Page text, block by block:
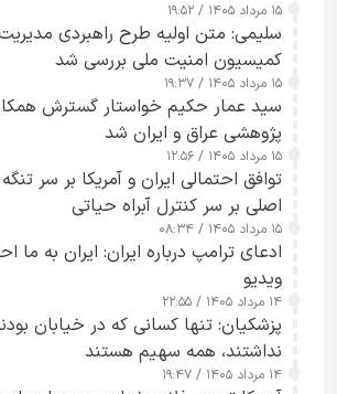
۱۵ مرداد ۱۴۰۵ / ۱۹:۵۲
سلیمی: متن اولیه طرح راهبردی
کمیسیون امنیت ملی بررسی شد
۱۵ مرداد ۱۴۰۵ / ۱۹:۳۷
سید عمار حکیم خواستار گسترش
پژوهشی عراق و ایران شد
۱۵ مرداد ۱۴۰۵ / ۱۲:۵۶
توافق احتمالی ایران و آمریکا بر سر
اصلی بر سر کنترل آبراه حیاتی
۱۵ مرداد ۱۴۰۵ / ۰۸:۳۴
ادعای ترامپ درباره ایران: ایران به ما
ویدیو
۱۴ مرداد ۱۴۰۵ / ۲۲:۵۵
پزشکیان: تنها کسانی که در خیابان
نداشتند، همه سهیم هستند
۱۴ مرداد ۱۴۰۵ / ۱۹:۴۷